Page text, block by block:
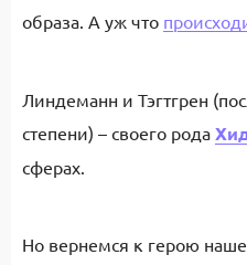
образа. А уж что
Линдеманн и Тэгтгрен
степени) – своего рода
сферах.
Но вернемся к герою